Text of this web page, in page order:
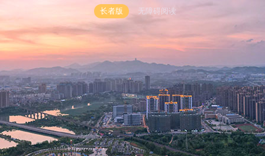
长者版 无障碍阅读